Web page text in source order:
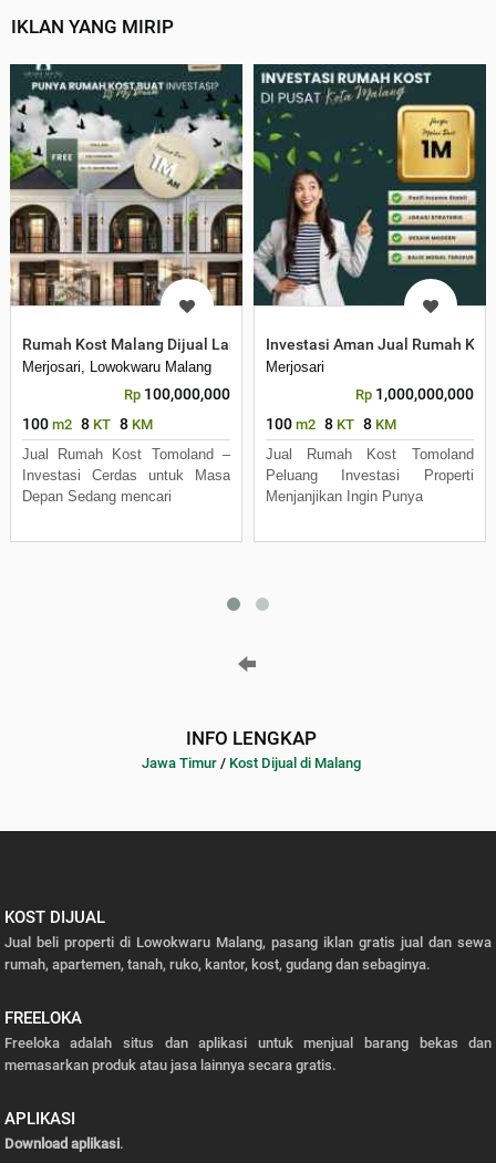
IKLAN YANG MIRIP
Rumah Kost Malang Dijual Langsung Pemilik
Merjosari, Lowokwaru Malang
Rp 100,000,000
100 m2 8 KT 8 KM
Jual Rumah Kost Tomoland –
Investasi Cerdas untuk Masa
Depan Sedang mencari
Investasi Aman Jual Rumah
Merjosari
Rp 1,000,000,000
100 m2 8 KT 8 KM
Jual Rumah Kost Tomoland
Peluang Investasi Properti
Menjanjikan Ingin Punya
INFO LENGKAP
Jawa Timur / Kost Dijual di Malang
KOST DIJUAL
Jual beli properti di Lowokwaru Malang, pasang iklan gratis jual dan sewa
rumah, apartemen, tanah, ruko, kantor, kost, gudang dan sebaginya.
FREELOKA
Freeloka adalah situs dan aplikasi untuk menjual barang bekas dan
memasarkan produk atau jasa lainnya secara gratis.
APLIKASI
Download aplikasi.